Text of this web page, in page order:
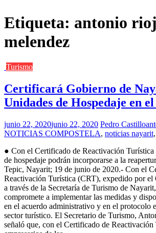
Etiqueta: antonio
melendez
Turismo
Certificará Gobierno de
Unidades de Hospedaje en
junio 22, 2020junio 22, 2020 Pedro Castillo
NOTICIAS COMPOSTELA, noticias nayarit,
● Con el Certificado de Reactivación
de hospedaje podrán incorporarse a la
Tepic, Nayarit; 19 de junio de 2020.- Con el
Reactivación Turística (CRT), expedido por el
a través de la Secretaría de Turismo de
compromete a implementar las medidas y
en el acuerdo administrativo y en el protocolo
sector turístico. El Secretario de Turismo,
señaló que, con el Certificado de Reactivación